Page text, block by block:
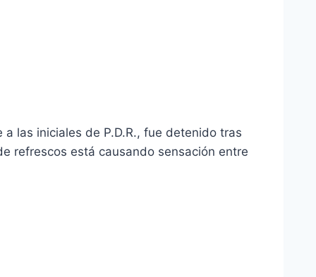
las iniciales de P.D.R., fue detenido tras
refrescos está causando sensación entre